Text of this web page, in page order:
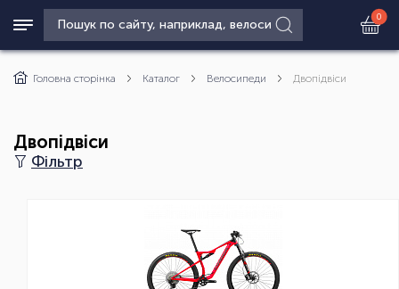
0
Головна сторінка Каталог Велосипеди Двопідвіси
Двопідвіси
Фільтр